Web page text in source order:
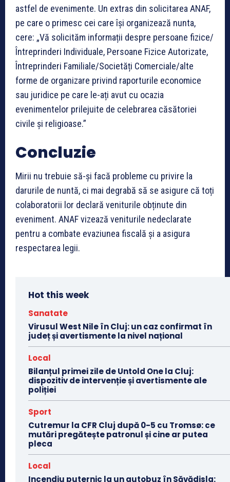
astfel de evenimente. Un extras din solicitarea ANAF,
pe care o primesc cei care își organizează nunta,
cere: „Vă solicităm informații despre persoane fizice/
Întreprinderi Individuale, Persoane Fizice Autorizate,
Întreprinderi Familiale/Societăți Comerciale/alte
forme de organizare privind raporturile economice
sau juridice pe care le-ați avut cu ocazia
evenimentelor prilejuite de celebrarea căsătoriei
civile și religioase.”
Concluzie
Mirii nu trebuie să-și facă probleme cu privire la
darurile de nuntă, ci mai degrabă să se asigure că toți
colaboratorii lor declară veniturile obținute din
eveniment. ANAF vizează veniturile nedeclarate
pentru a combate evaziunea fiscală și a asigura
respectarea legii.
Hot this week
Sanatate
Virusul West Nile în Cluj: un caz confirmat în
județ și avertismente la nivel național
Local
Bilanțul primei zile de Untold One la Cluj:
dispozitiv de intervenție și avertismente ale
poliției
Sport
Cutremur la CFR Cluj după 0-5 cu Tromsø: ce
mutări pregătește patronul și cine ar putea
pleca
Local
Incendiu puternic la un autobuz în Săvădisla: